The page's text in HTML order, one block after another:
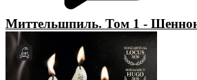
Миттельшпиль. Том 1 -